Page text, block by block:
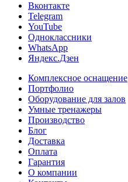
Вконтакте
Telegram
YouTube
Одноклассники
WhatsApp
Яндекс.Дзен
Комплексное оснащение
Портфолио
Оборудование для залов
Умные тренажеры
Производство
Блог
Доставка
Оплата
Гарантия
О компании